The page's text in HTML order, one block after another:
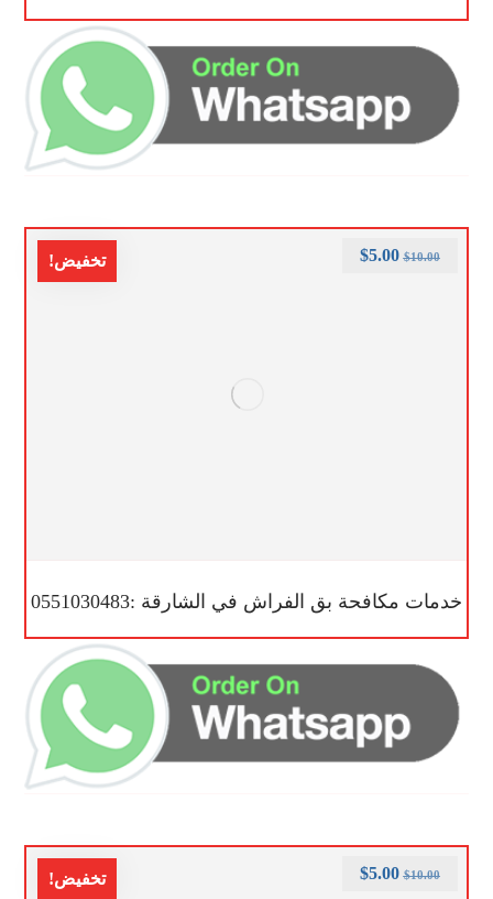
تخفيض!
خدمات مكافحة بق الفراش في الشارقة :0551030483
$10.00
$5.00
تخفيض! $10.00
$5.00